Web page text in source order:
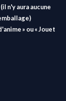
n'y aura aucune
» ou « Jouet